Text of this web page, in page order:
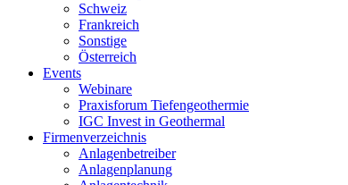
Schweiz
Frankreich
Sonstige
Österreich
Events
Webinare
Praxisforum Tiefengeothermie
IGC Invest in Geothermal
Firmenverzeichnis
Anlagenbetreiber
Anlagenplanung